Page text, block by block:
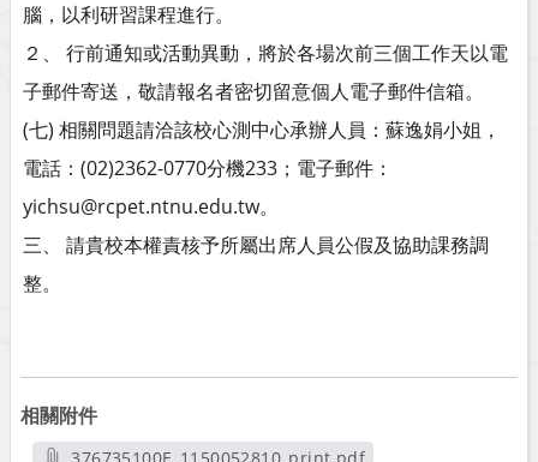
腦，以利研習課程進行。
２、 行前通知或活動異動，將於各場次前三個工作天以電
子郵件寄送，敬請報名者密切留意個人電子郵件信箱。
(七) 相關問題請洽該校心測中心承辦人員：蘇逸娟小姐，
電話：(02)2362-0770分機233；電子郵件：
yichsu@rcpet.ntnu.edu.tw。
三、 請貴校本權責核予所屬出席人員公假及協助課務調
整。
相關附件